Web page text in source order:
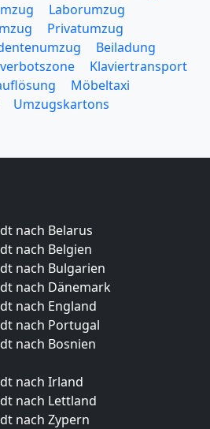
Laborumzug
Privatumzug
Beiladung
Klaviertransport
Möbeltaxi
Umzugskartons
nach Belarus
nach Belgien
nach Bulgarien
nach Dänemark
nach England
nach Portugal
nach Bosnien
nach Irland
nach Lettland
nach Zypern